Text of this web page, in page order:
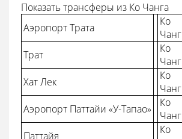
Показать трансферы из Ко Чанга
Аэропорт Трата
Ко
Чанг
Трат
Ко
Чанг
Хат Лек
Ко
Чанг
Аэропорт Паттайи «У-Тапао»
Ко
Чанг
Паттайя
Ко